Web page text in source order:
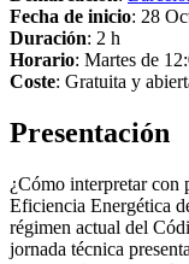
Fecha de inicio: 28
Duración: 2 h
Horario: Martes de
Coste: Gratuita y
Presentación
¿Cómo interpretar con
Eficiencia Energética
régimen actual del
jornada técnica